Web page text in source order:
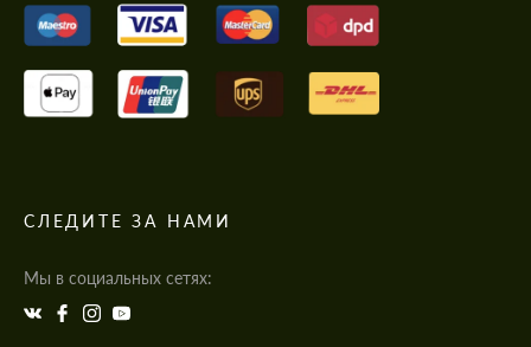
СЛЕДИТЕ ЗА НАМИ
Мы в социальных сетях: